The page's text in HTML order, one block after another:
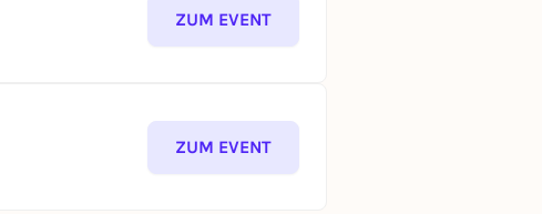
ZUM EVENT
ZUM EVENT